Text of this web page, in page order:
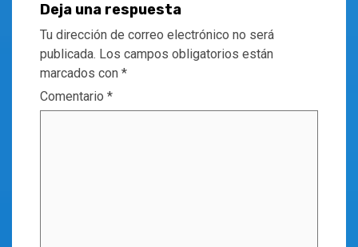
Deja una respuesta
Tu dirección de correo electrónico no será
publicada. Los campos obligatorios están
marcados con *
Comentario *